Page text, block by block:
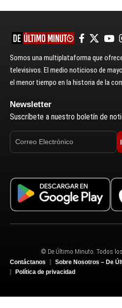
Somos una multiplataforma que
televisivos. El medio noticioso de
el menor tiempo en la historia de la
Newsletter
Suscríbete a nuestro boletín de
© De Último Minuto. Todos
Contáctanos
Sobre Nosotros – De
Política de privacidad